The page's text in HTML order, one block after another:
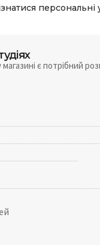
персональні
є потрібний